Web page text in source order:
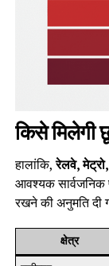
किसे मिलेगी
हालांकि,रेलवे,
आवश्यक सार्वजनिक
रखने की अनुमति दी
क्षेत्र